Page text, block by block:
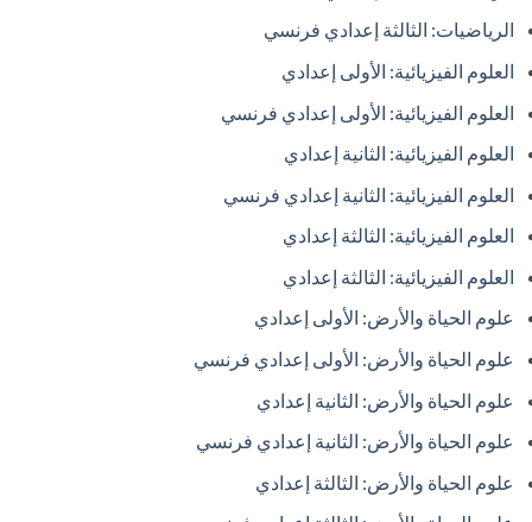
الرياضيات: الثالثة إعدادي فرنسي
العلوم الفيزيائية: الأولى إعدادي
العلوم الفيزيائية: الأولى إعدادي فرنسي
العلوم الفيزيائية: الثانية إعدادي
العلوم الفيزيائية: الثانية إعدادي فرنسي
العلوم الفيزيائية: الثالثة إعدادي
العلوم الفيزيائية: الثالثة إعدادي
علوم الحياة والأرض: الأولى إعدادي
علوم الحياة والأرض: الأولى إعدادي فرنسي
علوم الحياة والأرض: الثانية إعدادي
علوم الحياة والأرض: الثانية إعدادي فرنسي
علوم الحياة والأرض: الثالثة إعدادي